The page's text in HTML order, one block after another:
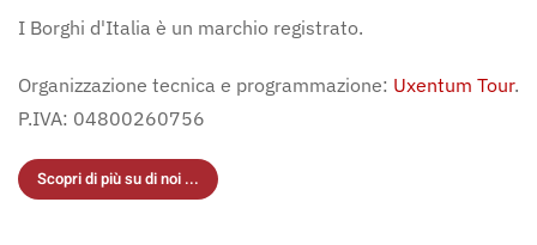
I Borghi d'Italia è un marchio registrato.
Organizzazione tecnica e programmazione: Uxentum Tour.
P.IVA: 04800260756
Scopri di più su di noi ...